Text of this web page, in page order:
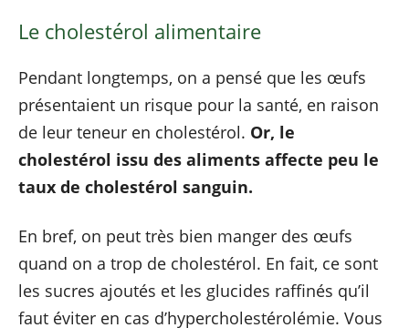
Le cholestérol alimentaire
Pendant longtemps, on a pensé que les œufs
présentaient un risque pour la santé, en raison
de leur teneur en cholestérol. Or, le
cholestérol issu des aliments affecte peu le
taux de cholestérol sanguin.
En bref, on peut très bien manger des œufs
quand on a trop de cholestérol. En fait, ce sont
les sucres ajoutés et les glucides raffinés qu’il
faut éviter en cas d’hypercholestérolémie. Vous